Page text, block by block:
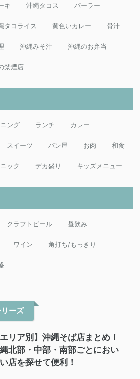
キ 沖縄タコス パーラー
タコライス 黄色いカレー 骨汁
沖縄みそ汁 沖縄のお弁当
禁煙店
ング ランチ カレー
スイーツ パン屋 お肉 和食
ック デカ盛り キッズメニュー
クラフトビール 昼飲み
ワイン 角打ち/もっきり
ーズ
エリア別】沖縄そば店まとめ！
北部・中部・南部ごとにおい
店を探せて便利！